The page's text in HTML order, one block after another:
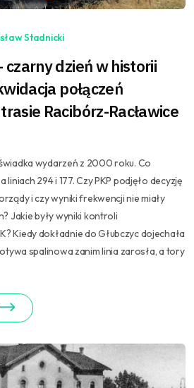
Stadnicki
czarny dzień w historii
połączeń
Racibórz-Racławice
wydarzeń z 2000 roku. Co
liniach 294 i 177. Czy PKP podjęło decyzję
i czy wyniki frekwencji nie miały
Jakie były wyniki kontroli
Kiedy dokładnie do Głubczyc dojechała
spalinowa zanim linia zarosła, a tory